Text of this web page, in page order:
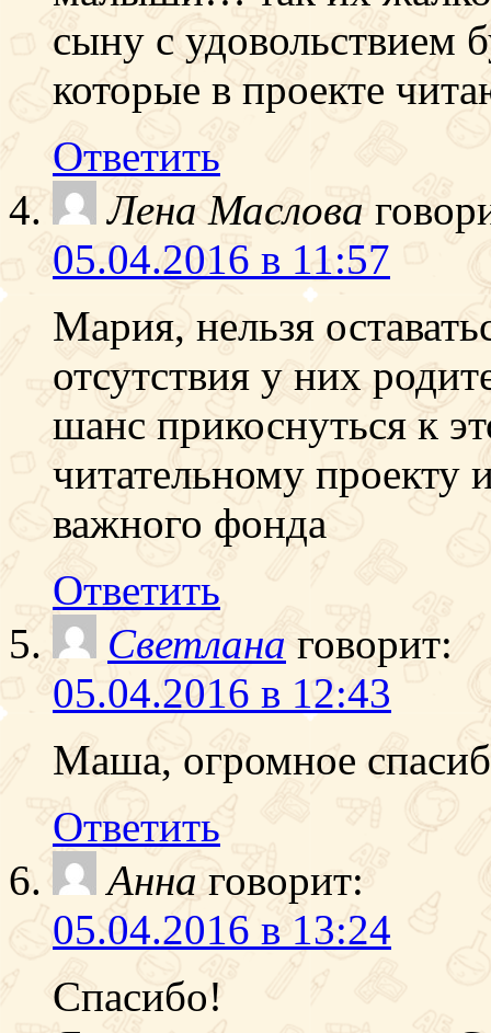
сыну с удовольствием
которые в проекте
Ответить
Лена Маслова
05.04.2016 в 11:57
Мария, нельзя
отсутствия у них
шанс прикоснуться к
читательному проекту
важного фонда
Ответить
Светлана говорит:
05.04.2016 в 12:43
Маша, огромное
Ответить
Анна говорит:
05.04.2016 в 13:24
Спасибо!